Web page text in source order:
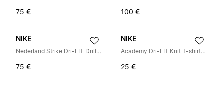
75 € 100 €
NIKE
Nederland Strike Dri-FIT Drill Top
75 €
NIKE
Academy Dri-FIT Knit T-shirt met korte mouwen
25 €